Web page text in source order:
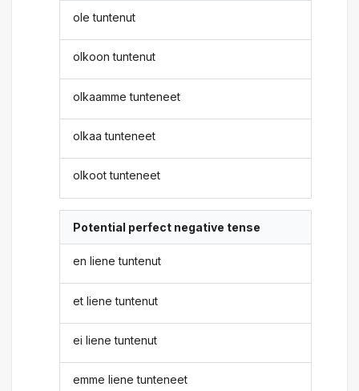
ole tuntenut
olkoon tuntenut
olkaamme tunteneet
olkaa tunteneet
olkoot tunteneet
Potential perfect negative tense
en liene tuntenut
et liene tuntenut
ei liene tuntenut
emme liene tunteneet